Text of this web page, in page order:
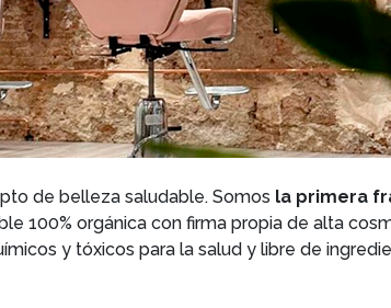
de belleza saludable. Somos la primera
100% orgánica con firma propia de alta
y tóxicos para la salud y libre de